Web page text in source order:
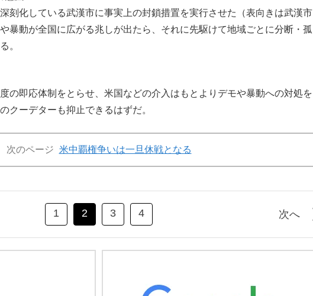
刻化している武漢市に事実上の封鎖措置を実行させた（表向きは武漢市
暴動が全国に広がる兆しが出たら、それに先駆けて地域ごとに分断・孤
。
の即応体制をとらせ、米国などの介入はもとよりデモや暴動への対処を
クーデターも抑止できるはずだ。
次のページ 米中覇権争いは一旦休戦となる
1 2 3 4 次へ